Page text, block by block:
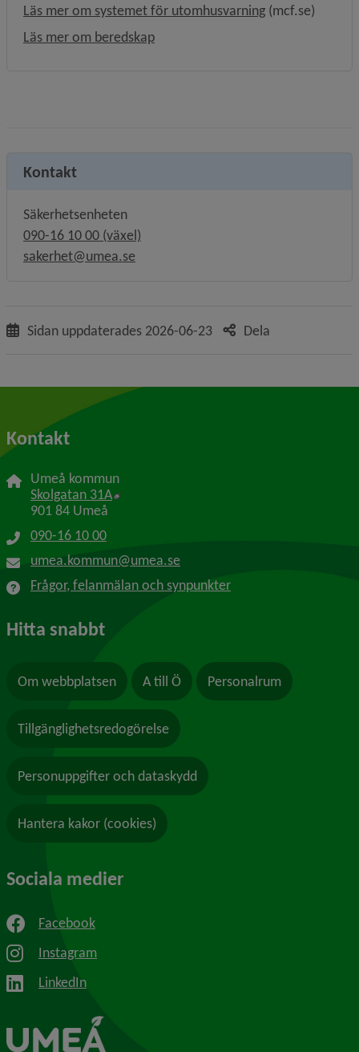
Läs mer om systemet för utomhusvarningLänk till annan
(mcf.se)
Läs mer om beredskap
Kontakt
Säkerhetsenheten
090-16 10 00 (växel)
sakerhet@umea.se
Sidan uppdaterades 2026-06-23 Dela
Kontakt
Umeå kommun
Skolgatan 31A Länk till annan webbplats, öppnas i nytt
901 84 Umeå
090-16 10 00
umea.kommun@umea.se
Frågor, felanmälan och synpunkter
Hitta snabbt
Om webbplatsen A till Ö Personalrum
Tillgänglighetsredogörelse
Personuppgifter och dataskydd
Hantera kakor (cookies)
Sociala medier
Facebook
Instagram
LinkedIn